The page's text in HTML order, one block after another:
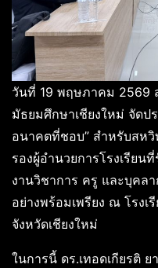
วันที่ 19 พฤษภาคม 2569
มัธยมศึกษาเชียงใหม่ จัดป
อนาคตที่ชอบ” สำหรับสห
รองผู้อำนวยการโรงเรีย
งานวิชาการ ครู และบุคล
อย่างพร้อมเพรียง ณ โรง
จังหวัดเชียงใหม่
ในการนี้ ดร.เทอดเกียรติ